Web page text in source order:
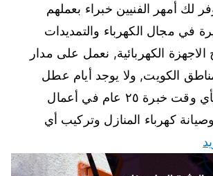
لك أمهر الفنيين خبراء بعملهم
في مجال الكهرباء والتمديدات
الاجهزة الكهربائية, نعمل على مدار
الكويت, ولا يوجد أيام عطل
وإجازات, اتصل بأي وقت خبرة ٢٥ عام في أعمال
كهرباء المنازل وتركيب أي